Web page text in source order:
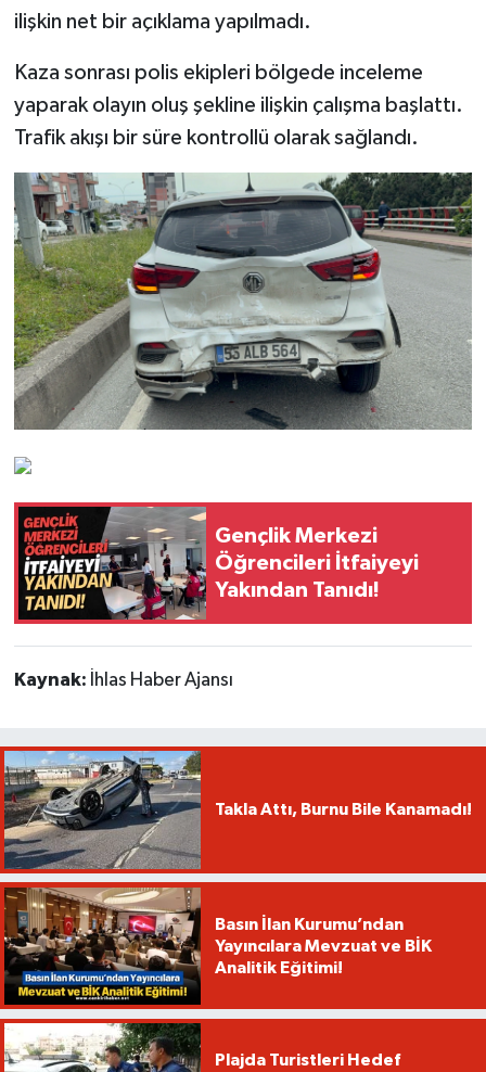
ilişkin net bir açıklama yapılmadı.
Kaza sonrası polis ekipleri bölgede inceleme
yaparak olayın oluş şekline ilişkin çalışma başlattı.
Trafik akışı bir süre kontrollü olarak sağlandı.
Gençlik Merkezi
Öğrencileri İtfaiyeyi
Yakından Tanıdı!
Kaynak: İhlas Haber Ajansı
Takla Attı, Burnu Bile Kanamadı!
Basın İlan Kurumu’ndan
Yayıncılara Mevzuat ve BİK
Analitik Eğitimi!
Plajda Turistleri Hedef